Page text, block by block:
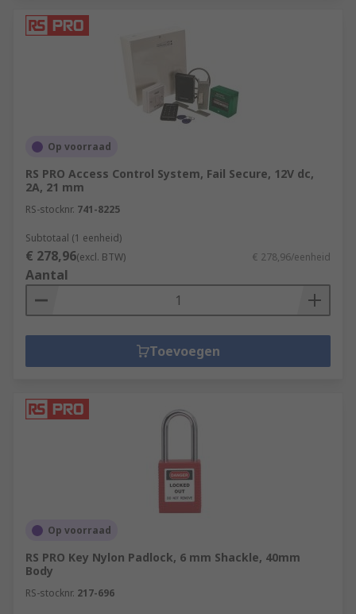
Op voorraad
RS PRO Access Control System, Fail Secure, 12V dc,
2A, 21 mm
RS-stocknr. 741-8225
Subtotaal (1 eenheid)
€ 278,96(excl. BTW) € 278,96/eenheid
Aantal
Toevoegen
Op voorraad
RS PRO Key Nylon Padlock, 6 mm Shackle, 40mm
Body
RS-stocknr. 217-696